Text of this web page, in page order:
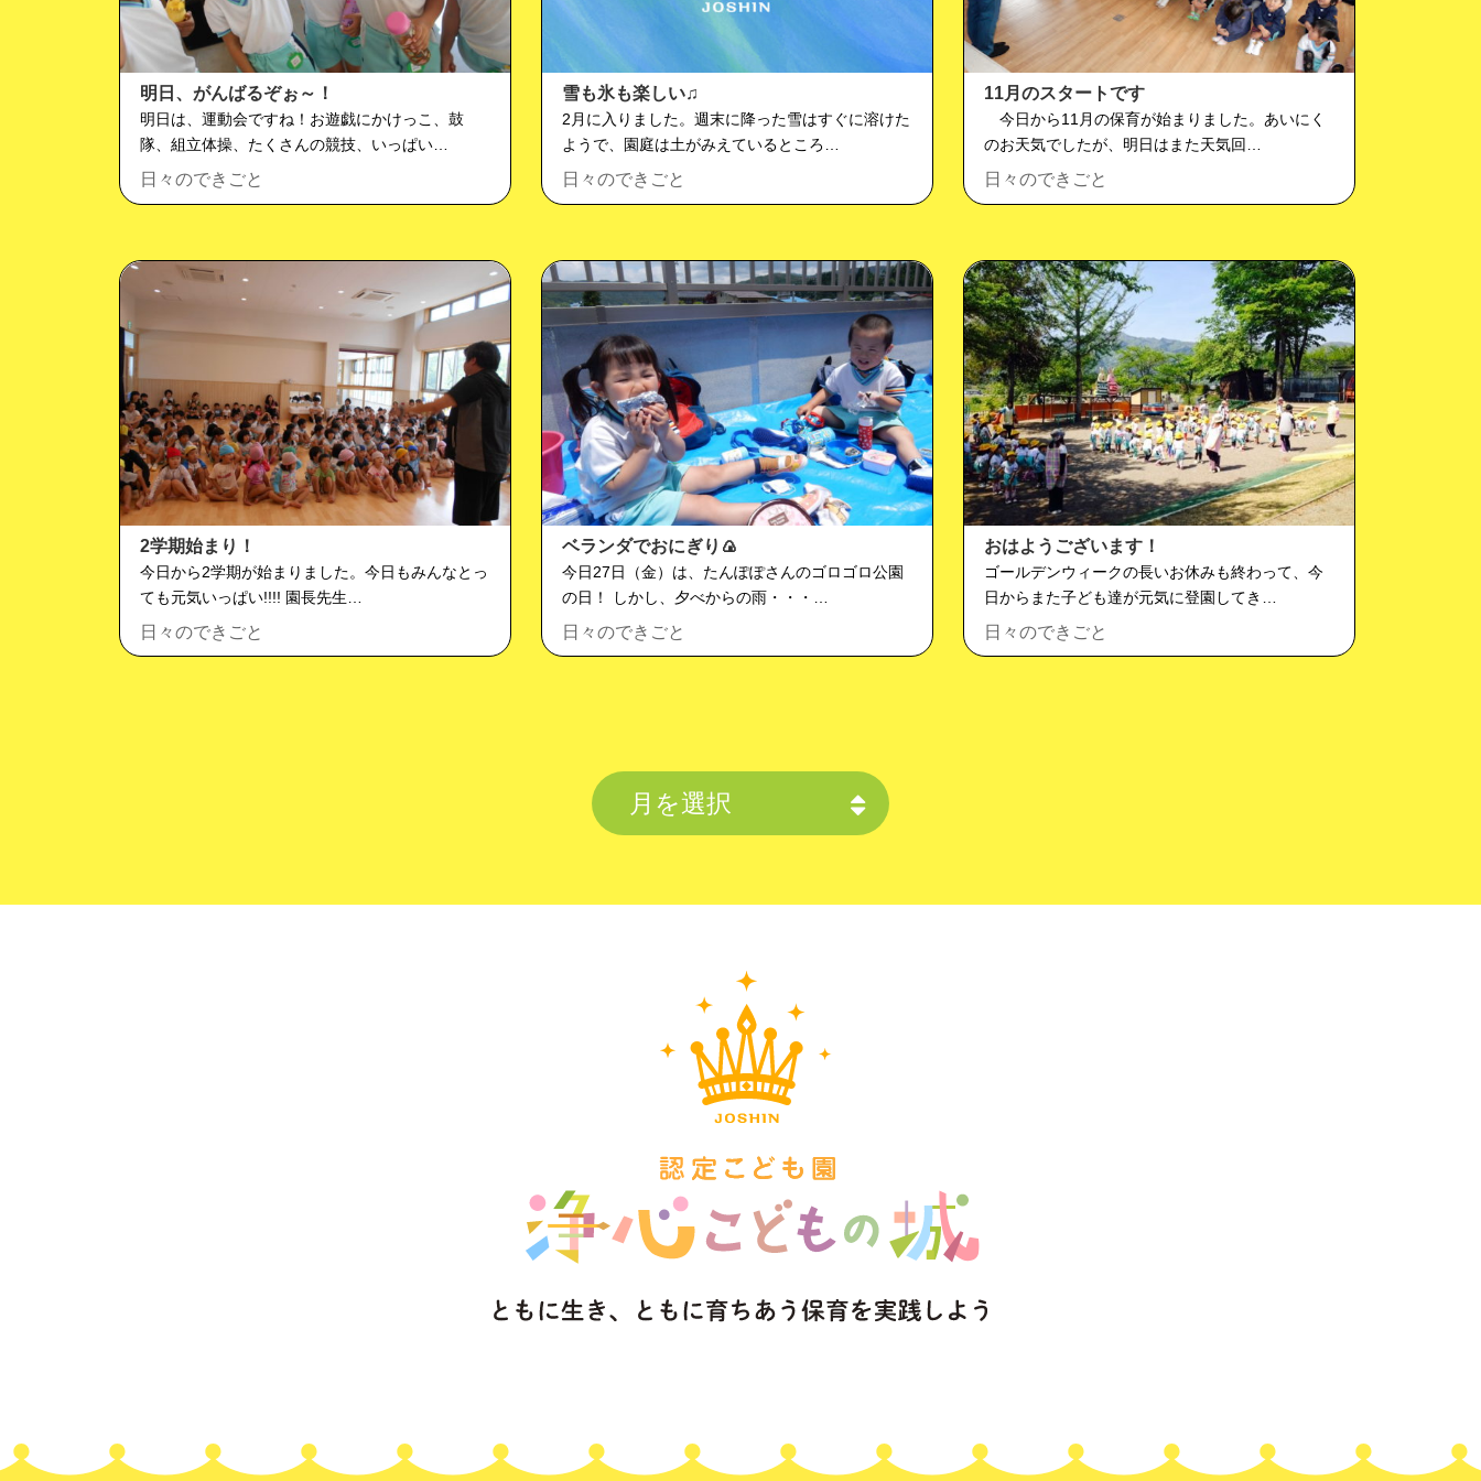
明日、がんばるぞぉ～！
明日は、運動会ですね！お遊戯にかけっこ、鼓
隊、組立体操、たくさんの競技、いっぱい…
日々のできごと
雪も氷も楽しい♫
2月に入りました。週末に降った雪はすぐに溶けた
ようで、園庭は土がみえているところ…
日々のできごと
11月のスタートです
今日から11月の保育が始まりました。あいにく
のお天気でしたが、明日はまた天気回…
日々のできごと
2学期始まり！
今日から2学期が始まりました。今日もみんなとっ
ても元気いっぱい!!!! 園長先生…
日々のできごと
ベランダでおにぎり🍙
今日27日（金）は、たんぽぽさんのゴロゴロ公園
の日！ しかし、夕べからの雨・・・…
日々のできごと
おはようございます！
ゴールデンウィークの長いお休みも終わって、今
日からまた子ども達が元気に登園してき…
日々のできごと